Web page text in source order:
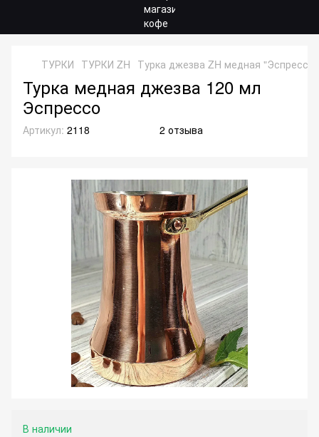
ТУРКИ ТУРКИ ZH Турка джезва ZH медная "Эспрессо
Турка медная джезва 120 мл
Эспрессо
Артикул: 2118 2 отзыва
В наличии